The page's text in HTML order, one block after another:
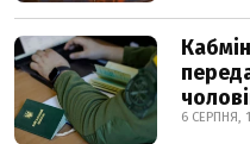
6 СЕРПНЯ,